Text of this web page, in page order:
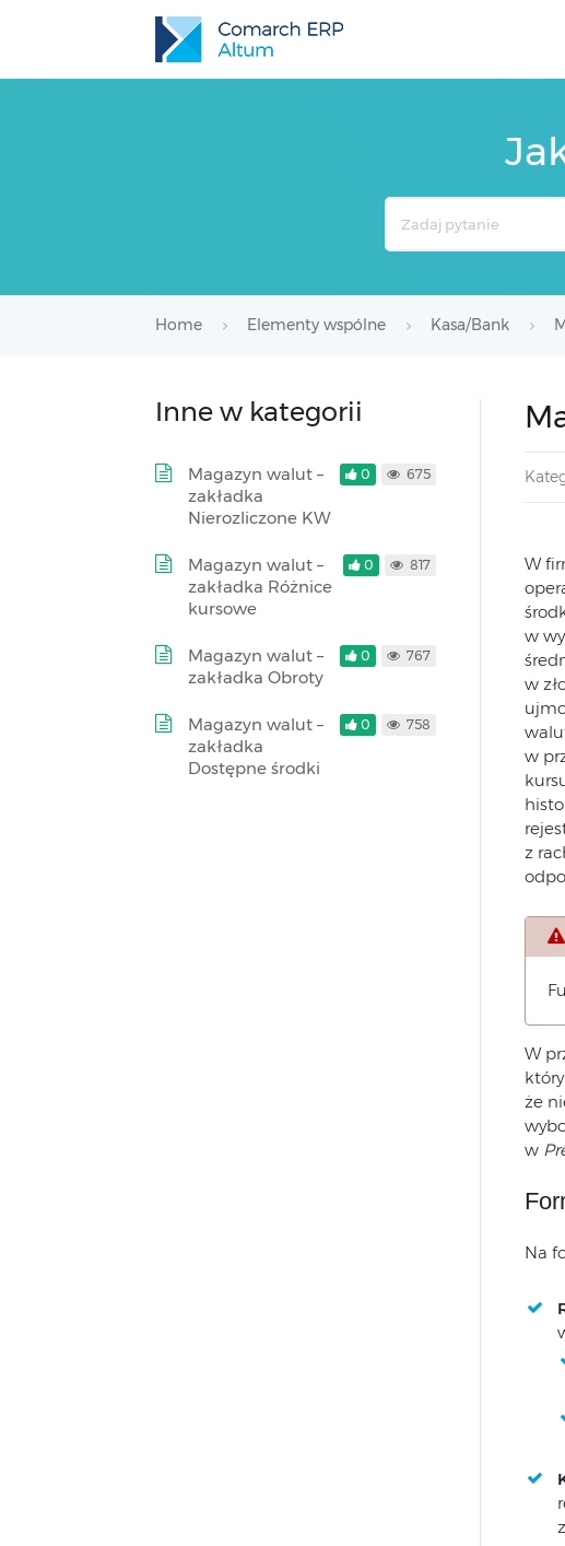
Home Elementy wspólne Kasa/Bank
W
w
w
w
z
W
że
w
Na
Inne w kategorii
Magazyn walut –
zakładka
Nierozliczone KW
0 675
Magazyn walut –
zakładka Różnice
kursowe
0 817
Magazyn walut –
zakładka Obroty
0 767
Magazyn walut –
zakładka
Dostępne środki
0 758